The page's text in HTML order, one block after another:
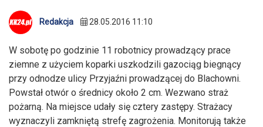
Redakcja 28.05.2016 11:10
W sobotę po godzinie 11 robotnicy prowadzący prace
ziemne z użyciem koparki uszkodzili gazociąg biegnący
przy odnodze ulicy Przyjaźni prowadzącej do Blachowni.
Powstał otwór o średnicy około 2 cm. Wezwano straż
pożarną. Na miejsce udały się cztery zastępy. Strażacy
wyznaczyli zamkniętą strefę zagrożenia. Monitorują także